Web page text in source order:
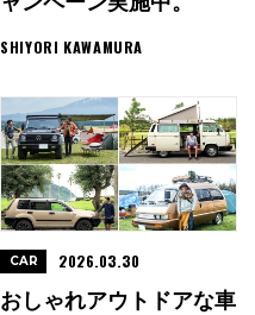
SHIYORI KAWAMURA
おしゃれアウトドアな車
CAR 2026.03.30